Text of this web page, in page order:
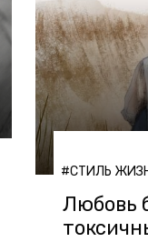
#СТИЛЬ
Любовь